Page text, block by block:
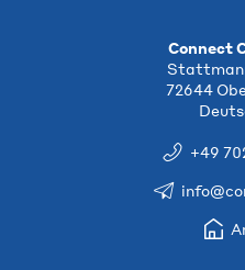
Connect
72644
+49